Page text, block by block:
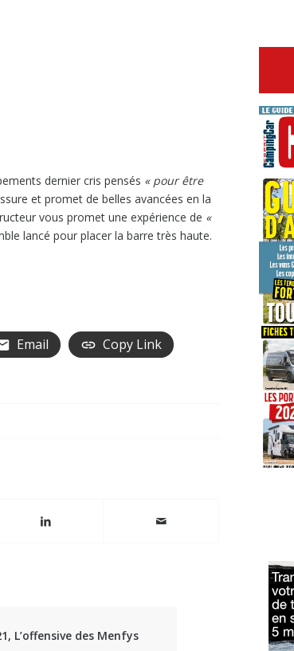
dernier cris pensés « pour être
et promet de belles avancées en la
vous promet une expérience de «
lancé pour placer la barre très haute.
Email Copy Link
L’offensive des Menfys